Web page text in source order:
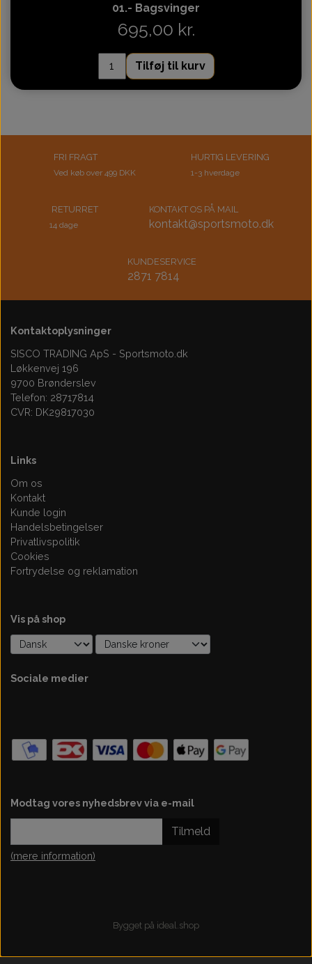
01.- Bagsvinger
695,00 kr.
Tilføj til kurv
FRI FRAGT
Ved køb over 499 DKK
HURTIG LEVERING
1-3 hverdage
RETURRET
14 dage
KONTAKT OS PÅ MAIL
kontakt@sportsmoto.dk
KUNDESERVICE
2871 7814
Kontaktoplysninger
SISCO TRADING ApS - Sportsmoto.dk
Løkkenvej 196
9700 Brønderslev
Telefon: 28717814
CVR: DK29817030
Links
Om os
Kontakt
Kunde login
Handelsbetingelser
Privatlivspolitik
Cookies
Fortrydelse og reklamation
Vis på shop
Sociale medier
Modtag vores nyhedsbrev via e-mail
Tilmeld
(mere information)
Bygget på ideal.shop